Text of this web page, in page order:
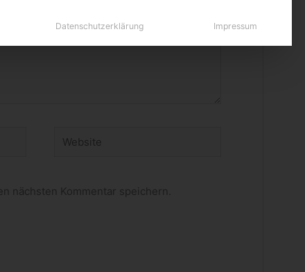
Website
nächsten Kommentar speichern.
Datenschutzerklärung Impressum